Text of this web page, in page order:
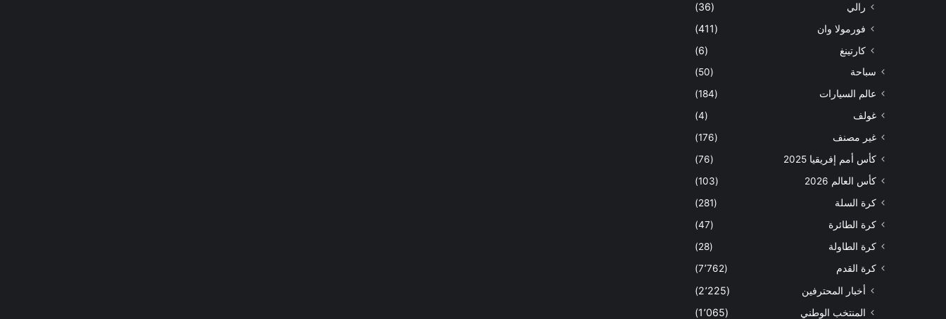
رالي
(36)
فورمولا وان
(411)
كارتينغ
(6)
سباحة
(50)
عالم السيارات
(184)
غولف
(4)
غير مصنف
(176)
كأس أمم إفريقيا 2025
(76)
كأس العالم 2026
(103)
كرة السلة
(281)
كرة الطائرة
(47)
كرة الطاولة
(28)
كرة القدم
(7٬762)
أخبار المحترفين
(2٬225)
المنتخب الوطني
(1٬065)